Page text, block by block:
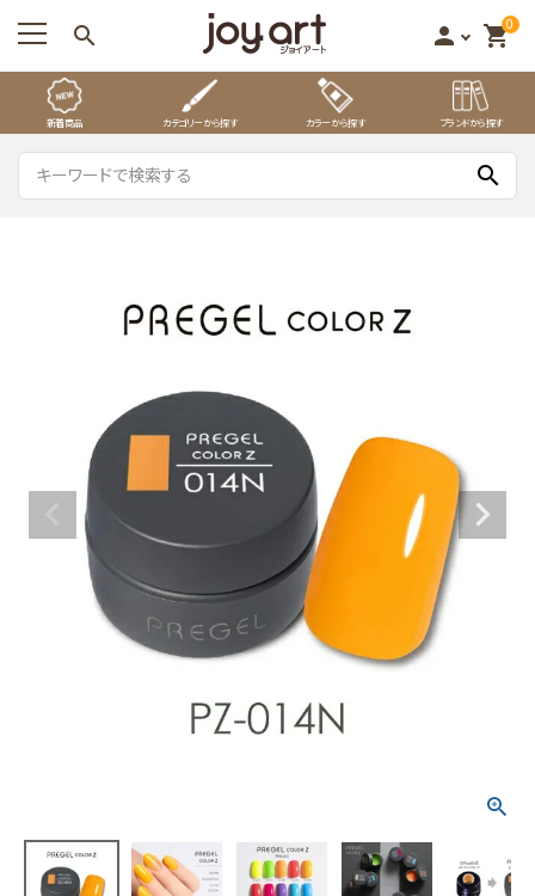
search person 0
shopping_cart
新着商品 カテゴリーから探す カラーから探す ブランドから探す
search